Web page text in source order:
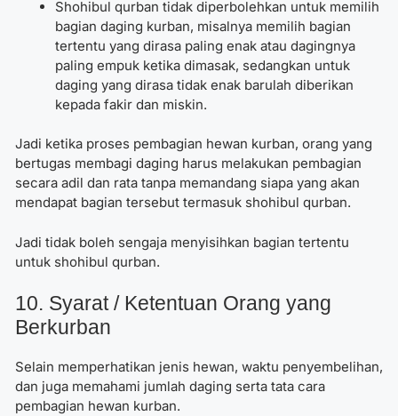
Shohibul qurban tidak diperbolehkan untuk memilih
bagian daging kurban, misalnya memilih bagian
tertentu yang dirasa paling enak atau dagingnya
paling empuk ketika dimasak, sedangkan untuk
daging yang dirasa tidak enak barulah diberikan
kepada fakir dan miskin.
Jadi ketika proses pembagian hewan kurban, orang yang
bertugas membagi daging harus melakukan pembagian
secara adil dan rata tanpa memandang siapa yang akan
mendapat bagian tersebut termasuk shohibul qurban.
Jadi tidak boleh sengaja menyisihkan bagian tertentu
untuk shohibul qurban.
10. Syarat / Ketentuan Orang yang
Berkurban
Selain memperhatikan jenis hewan, waktu penyembelihan,
dan juga memahami jumlah daging serta tata cara
pembagian hewan kurban.